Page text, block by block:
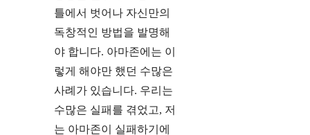
틀에서 벗어나 자신만의
독창적인 방법을 발명해
야 합니다. 아마존에는 이
렇게 해야만 했던 수많은
사례가 있습니다. 우리는
수많은 실패를 겪었고, 저
는 아마존이 실패하기에